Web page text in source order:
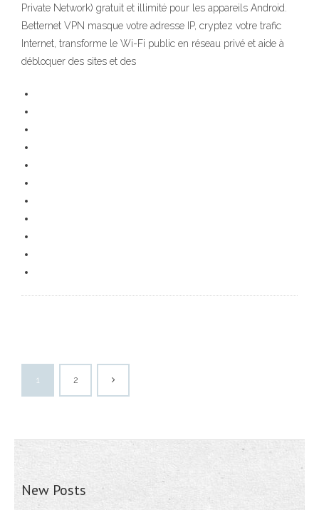
Private Network) gratuit et illimité pour les appareils Android.
Betternet VPN masque votre adresse IP, cryptez votre trafic
Internet, transforme le Wi-Fi public en réseau privé et aide à
débloquer des sites et des
1 2
New Posts